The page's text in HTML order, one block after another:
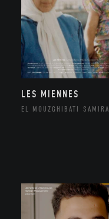
LES MIENNES
EL MOUZGHIBATI SAMIRA